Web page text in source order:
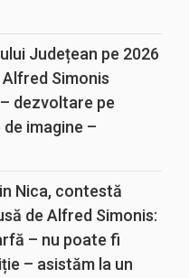
Județean pe 2026
Simonis
dezvoltare pe
imagine –
Nica, contestă
de Alfred Simonis:
– nu poate fi
– asistăm la un